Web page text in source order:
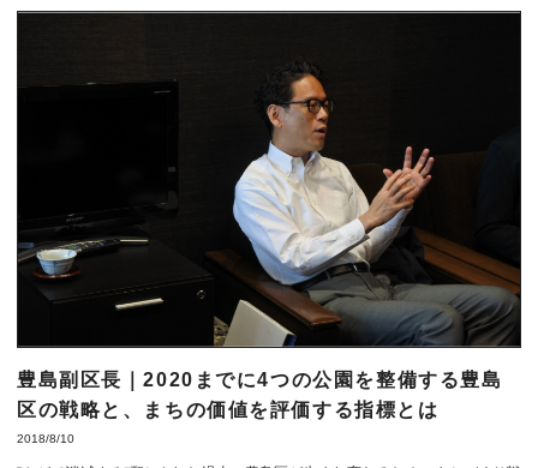
豊島副区長｜2020までに4つの公園を整備する豊島
区の戦略と、まちの価値を評価する指標とは
2018/8/10